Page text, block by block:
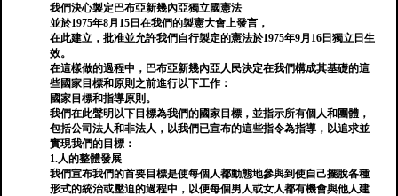
我們決心製定巴布亞新幾內亞獨立國憲法
並於1975年8月15日在我們的製憲大會上發言，
在此建立，批准並允許我們自行製定的憲法於1975年9月16日獨立日生
效。
在這樣做的過程中，巴布亞新幾內亞人民決定在我們構成其基礎的這
些國家目標和原則之前進行以下工作：
國家目標和指導原則。
我們在此聲明以下目標為我們的國家目標，並指示所有個人和團體，
包括公司法人和非法人，以我們已宣布的這些指令為指導，以追求並
實現我們的目標：
1.人的整體發展
我們宣布我們的首要目標是使每個人都動態地參與到使自己擺脫各種
形式的統治或壓迫的過程中，以便每個男人或女人都有機會與他人建